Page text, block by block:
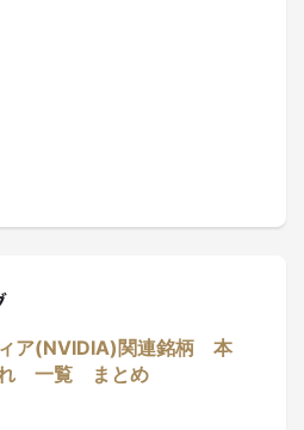
ア(NVIDIA)関連銘柄 本
れ 一覧 まとめ